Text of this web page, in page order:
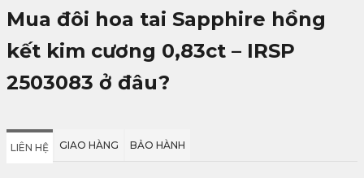
Mua đôi hoa tai Sapphire hồng
kết kim cương 0,83ct – IRSP
2503083 ở đâu?
LIÊN HỆ GIAO HÀNG BẢO HÀNH